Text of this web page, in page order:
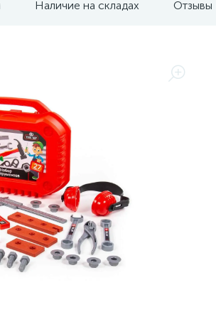
Наличие на складах Отзывы